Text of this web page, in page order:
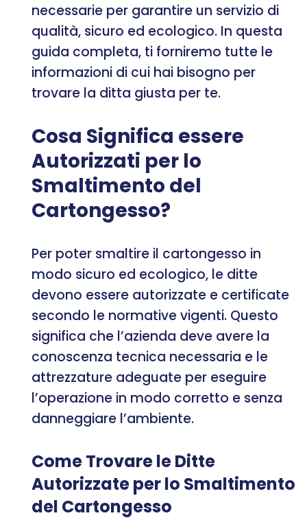
necessarie per garantire un servizio di
qualità, sicuro ed ecologico. In questa
guida completa, ti forniremo tutte le
informazioni di cui hai bisogno per
trovare la ditta giusta per te.
Cosa Significa essere
Autorizzati per lo
Smaltimento del
Cartongesso?
Per poter smaltire il cartongesso in
modo sicuro ed ecologico, le ditte
devono essere autorizzate e certificate
secondo le normative vigenti. Questo
significa che l’azienda deve avere la
conoscenza tecnica necessaria e le
attrezzature adeguate per eseguire
l’operazione in modo corretto e senza
danneggiare l’ambiente.
Come Trovare le Ditte
Autorizzate per lo Smaltimento
del Cartongesso